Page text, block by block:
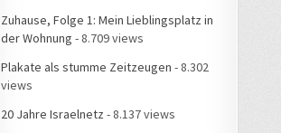
Zuhause, Folge 1: Mein Lieblingsplatz in
der Wohnung - 8.709 views
Plakate als stumme Zeitzeugen - 8.302
views
20 Jahre Israelnetz - 8.137 views